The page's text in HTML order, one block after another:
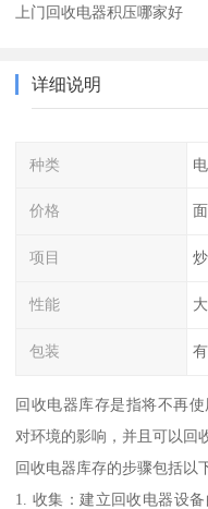
上门回收电器积压哪家好
详细说明
种类
价格
项目
性能
包装
回收电器库存是指将不再
对环境的影响，并且可以回
回收电器库存的步骤包括以
1. 收集：建立回收电器设